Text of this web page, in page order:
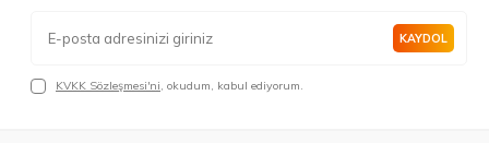
KAYDOL
KVKK Sözleşmesi'ni , okudum, kabul ediyorum.